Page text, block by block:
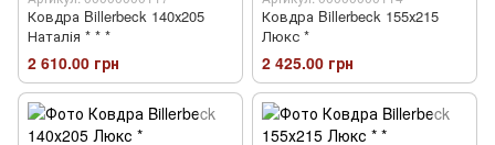
Ковдра Billerbeck 140х205
Наталія * * *
2 610.00 грн
Ковдра Billerbeck 155х215
Люкс *
2 425.00 грн